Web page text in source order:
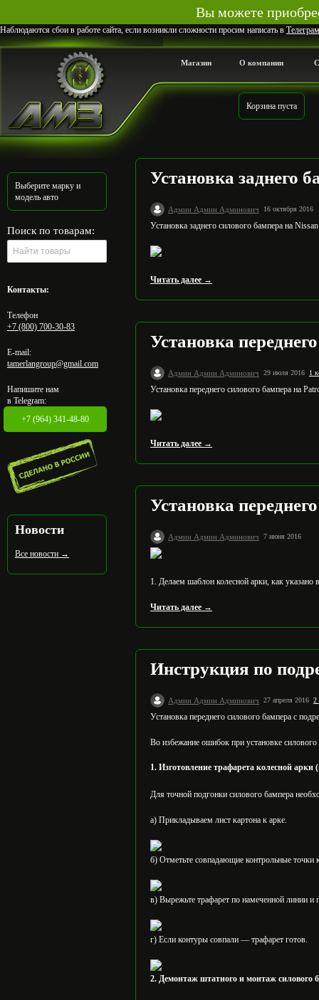
Вы можете
Наблюдаются сбои в работе сайта, если возникли сложности просим написать в
Магазин О компании
Выберите марку и
модель авто
Поиск по товарам:
Контакты:
Телефон
+7 (800) 700-30-83
E-mail:
tamerlangroup@gmail.com
Напишите нам
в Telegram:
+7 (964) 341-48-80
Новости
Все новости →
Установка заднего
Админ Админ Админович 16 октября 2016
Установка заднего силового бампера на
Читать далее →
Установка
Админ Админ Админович 29 июля 2016 1
Установка переднего силового бампера на
Читать далее →
Установка
Админ Админ Админович 7 июня 2016
1. Делаем шаблон колесной арки, как указано
Читать далее →
Инструкция по
Админ Админ Админович 27 апреля 2016 2
Установка переднего силового бампера с
Во избежание ошибок при установке
1. Изготовление трафарета колесной
Для точной подгонки силового бампера
а) Прикладываем лист картона к арке.
б) Отметьте совпадающие контрольные точки
в) Вырежьте трафарет по намеченной линии
г) Если контуры совпали — трафарет готов.
2. Демонтаж штатного и монтаж силового
Корзина пуста